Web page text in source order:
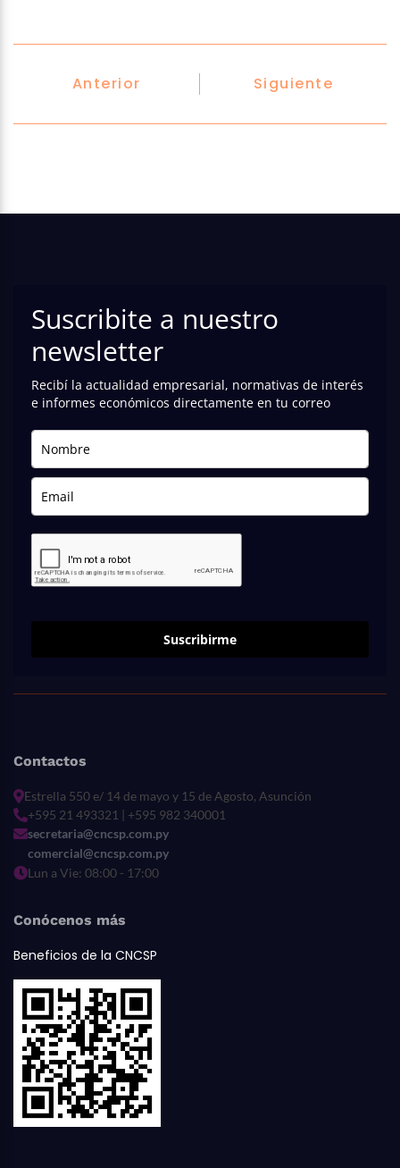
Anterior Siguiente
Suscribite a nuestro
newsletter
Recibí la actualidad empresarial, normativas de interés
e informes económicos directamente en tu correo
Suscribirme
Contactos
Estrella 550 e/ 14 de mayo y 15 de Agosto, Asunción
+595 21 493321 | +595 982 340001
secretaria@cncsp.com.py
comercial@cncsp.com.py
Lun a Vie: 08:00 - 17:00
Conócenos más
Beneficios de la CNCSP